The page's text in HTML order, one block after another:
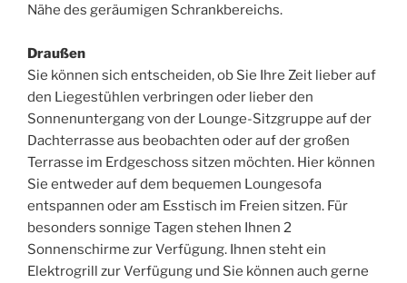
Nähe des geräumigen Schrankbereichs.
Draußen
Sie können sich entscheiden, ob Sie Ihre Zeit lieber auf
den Liegestühlen verbringen oder lieber den
Sonnenuntergang von der Lounge-Sitzgruppe auf der
Dachterrasse aus beobachten oder auf der großen
Terrasse im Erdgeschoss sitzen möchten. Hier können
Sie entweder auf dem bequemen Loungesofa
entspannen oder am Esstisch im Freien sitzen. Für
besonders sonnige Tagen stehen Ihnen 2
Sonnenschirme zur Verfügung. Ihnen steht ein
Elektrogrill zur Verfügung und Sie können auch gerne